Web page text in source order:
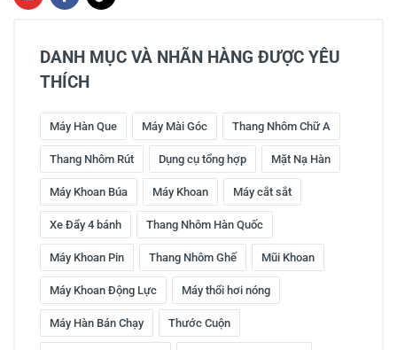
DANH MỤC VÀ NHÃN HÀNG ĐƯỢC YÊU
THÍCH
Máy Hàn Que Máy Mài Góc Thang Nhôm Chữ A
Thang Nhôm Rút Dụng cụ tổng hợp Mặt Nạ Hàn
Máy Khoan Búa Máy Khoan Máy cắt sắt
Xe Đẩy 4 bánh Thang Nhôm Hàn Quốc
Máy Khoan Pin Thang Nhôm Ghế Mũi Khoan
Máy Khoan Động Lực Máy thổi hơi nóng
Máy Hàn Bán Chạy Thước Cuộn